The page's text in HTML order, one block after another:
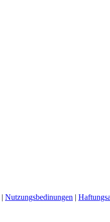
| Nutzungsbedinungen |